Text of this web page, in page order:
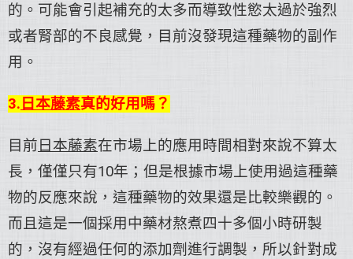
的。可能會引起補充的太多而導致性慾太過於強烈
或者腎部的不良感覺，目前沒發現這種藥物的副作
用。
3. 日本藤素真的好用嗎？
目前 日本藤素在市場上的應用時間相對來說不算太
長，僅僅只有10年；但是根據市場上使用過這種藥
物的反應來說，這種藥物的效果還是比較樂觀的。
而且這是一個採用中藥材熬煮四十多個小時研製
的，沒有經過任何的添加劑進行調製，所以針對成